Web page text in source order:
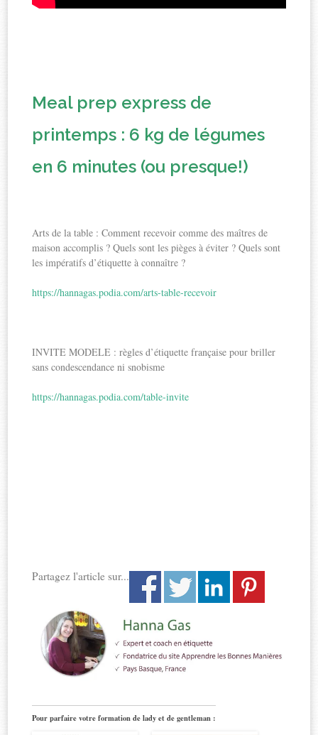
Meal prep express de
printemps : 6 kg de légumes
en 6 minutes (ou presque!)
Arts de la table : Comment recevoir comme des maîtres de
maison accomplis ? Quels sont les pièges à éviter ? Quels sont
les impératifs d’étiquette à connaître ?
https://hannagas.podia.com/arts-table-recevoir
INVITE MODELE : règles d’étiquette française pour briller
sans condescendance ni snobisme
https://hannagas.podia.com/table-invite
Partagez l'article sur...
Pour parfaire votre formation de lady et de gentleman :